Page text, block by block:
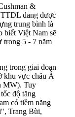
&
đang được
trung bình là
biết Việt Nam sẽ
trong 5 - 7 năm
trong giai đoạn
khu vực châu Á
MW). Tuy
độ tăng
có tiềm năng
Trang Bùi,